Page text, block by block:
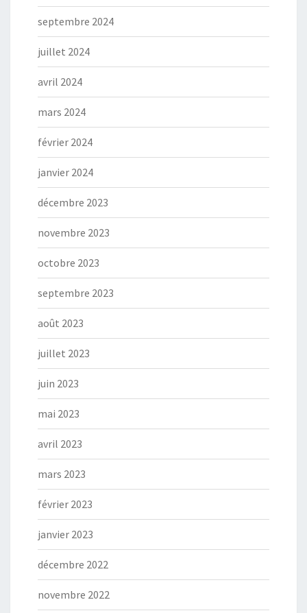
septembre 2024
juillet 2024
avril 2024
mars 2024
février 2024
janvier 2024
décembre 2023
novembre 2023
octobre 2023
septembre 2023
août 2023
juillet 2023
juin 2023
mai 2023
avril 2023
mars 2023
février 2023
janvier 2023
décembre 2022
novembre 2022